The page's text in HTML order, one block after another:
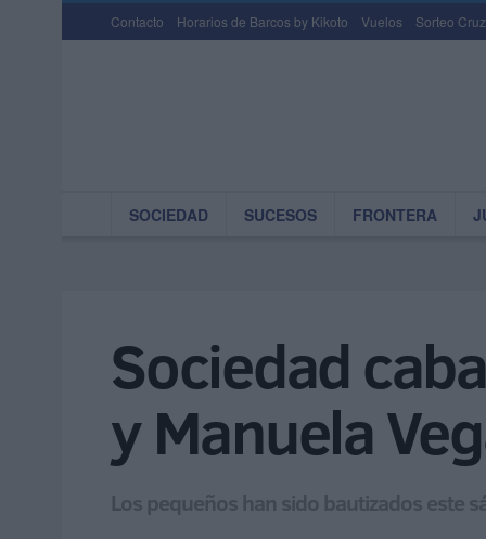
Contacto Horarios de Barcos by Kikoto Vuelos Sorteo
SOCIEDAD SUCESOS FRONTERA
Sociedad
y Manuela
Los pequeños han sido bautizados este